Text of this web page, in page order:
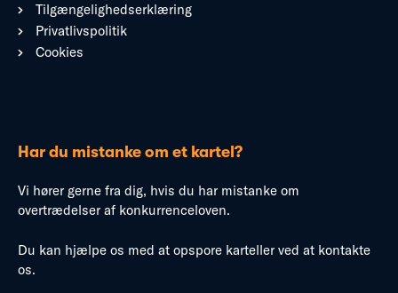
Tilgængelighedserklæring
Privatlivspolitik
Cookies
Har du mistanke om et kartel?
Vi hører gerne fra dig, hvis du har mistanke om
overtrædelser af konkurrenceloven.
Du kan hjælpe os med at opspore karteller ved at kontakte
os.